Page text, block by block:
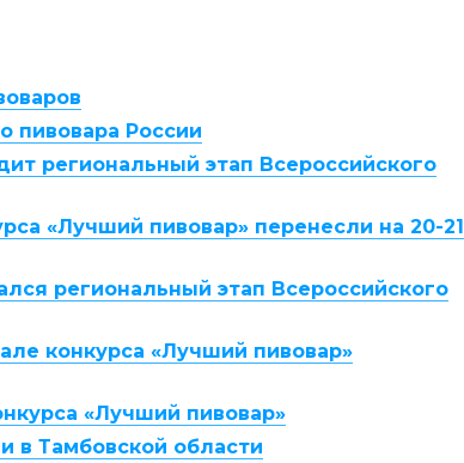
пивовара России
региональный этап Всероссийского
«Лучший пивовар» перенесли на 20-21
региональный этап Всероссийского
конкурса «Лучший пивовар»
«Лучший пивовар»
в Тамбовской области